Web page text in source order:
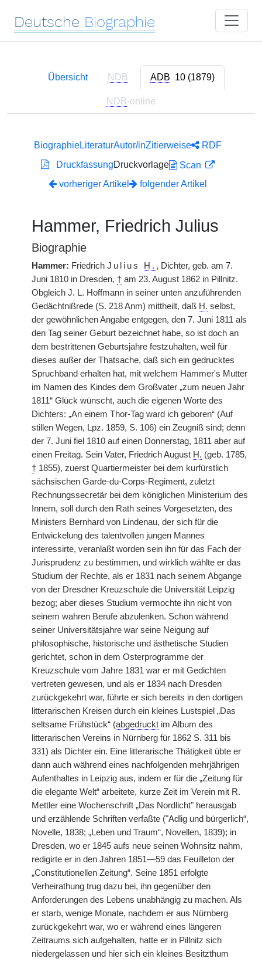
Deutsche Biographie
Übersicht NDB ADB 10 (1879)
NDB-online
BiographieLiteraturAutor/inZitierweise
RDF
DruckfassungDruckvorlage
Scan
vorheriger Artikel
folgender Artikel
Hammer, Friedrich Julius
Biographie
Hammer: Friedrich Julius H. , Dichter, geb. am 7.
Juni 1810 in Dresden, † am 23. August 1862 in Pillnitz.
Obgleich J. L. Hoffmann in seiner unten anzuführenden
Gedächtnißrede (S. 218 Anm) mittheilt, daß H. selbst,
der gewöhnlichen Angabe entgegen, den 7. Juni 1811 als
den Tag seiner Geburt bezeichnet habe, so ist doch an
dem bestrittenen Geburtsjahre festzuhalten, weil für
dieses außer der Thatsache, daß sich ein gedrucktes
Spruchband erhalten hat, mit welchem Hammer's Mutter
im Namen des Kindes dem Großvater „zum neuen Jahr
1811“ Glück wünscht, auch die eigenen Worte des
Dichters: „An einem Thor-Tag ward ich geboren“ (Auf
stillen Wegen, Lpz. 1859, S. 106) ein Zeugniß sind; denn
der 7. Juni fiel 1810 auf einen Donnerstag, 1811 aber auf
einen Freitag. Sein Vater, Friedrich August H. (geb. 1785,
† 1855), zuerst Quartiermeister bei dem kurfürstlich
sächsischen Garde-du-Corps-Regiment, zuletzt
Rechnungssecretär bei dem königlichen Ministerium des
Innern, soll durch den Rath seines Vorgesetzten, des
Ministers Bernhard von Lindenau, der sich für die
Entwickelung des talentvollen jungen Mannes
interessirte, veranlaßt worden sein ihn für das Fach der
Jurisprudenz zu bestimmen, und wirklich wählte er das
Studium der Rechte, als er 1831 nach seinem Abgange
von der Dresdner Kreuzschule die Universität Leipzig
bezog; aber dieses Studium vermochte ihn nicht von
seinem wahren Berufe abzulenken. Schon während
seiner Universitätsjahre war seine Neigung auf
philosophische, historische und ästhetische Studien
gerichtet, schon in dem Osterprogramme der
Kreuzschule vom Jahre 1831 war er mit Gedichten
vertreten gewesen, und als er 1834 nach Dresden
zurückgekehrt war, führte er sich bereits in den dortigen
litterarischen Kreisen durch ein kleines Lustspiel „Das
seltsame Frühstück“ (abgedruckt im Album des
litterarischen Vereins in Nürnberg für 1862 S. 311 bis
331) als Dichter ein. Eine litterarische Thätigkeit übte er
dann auch während eines nachfolgenden mehrjährigen
Aufenthaltes in Leipzig aus, indem er für die „Zeitung für
die elegante Welt“ arbeitete, kurze Zeit im Verein mit R.
Mettler eine Wochenschrift „Das Nordlicht" herausgab
und erzählende Schriften verfaßte ("Adlig und bürgerlich“,
Novelle, 1838; „Leben und Traum“, Novellen, 1839); in
Dresden, wo er 1845 aufs neue seinen Wohnsitz nahm,
redigirte er in den Jahren 1851—59 das Feuilleton der
„Constitutionellen Zeitung“. Seine 1851 erfolgte
Verheirathung trug dazu bei, ihn gegenüber den
Anforderungen des Lebens unabhängig zu machen. Als
er starb, wenige Monate, nachdem er aus Nürnberg
zurückgekehrt war, wo er während eines längeren
Zeitraums sich aufgehalten, hatte er in Pillnitz sich
niedergelassen und hier sich ein kleines Besitzthum